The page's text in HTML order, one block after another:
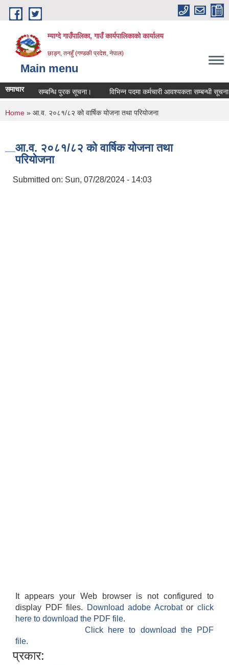
Skip to main content
म्याग्दे गाउँपालिका, गाउँ कार्यपालिकाको कार्यालय
छाङ्ग, तनहुँ (गण्डकी प्रदेश, नेपाल)
Main menu
समाचार
उमेर हद सम्बन्धि पुरक सूचना। विभिन्न पदमा कर्मचारी आवश्यकता सम्बन्धी सूचना।
You are here
Home » आ.व. २०८१/८२ को वार्षिक योजना तथा परियोजना
आ.व. २०८१/८२ को वार्षिक योजना तथा
परियोजना
Submitted on: Sun, 07/28/2024 - 14:03
It appears your Web browser is not configured to
display PDF files.
Download adobe Acrobatorclick
here to download the PDF file.
Click here to download the PDF
file.
प्रकार: